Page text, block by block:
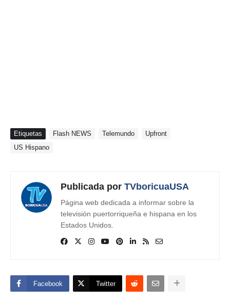
Etiquetas Flash NEWS Telemundo
Upfront
US Hispano
Publicada por TVboricuaUSA
Página web dedicada a informar sobre la
televisión puertorriqueña e hispana en los
Estados Unidos.
Facebook Twitter